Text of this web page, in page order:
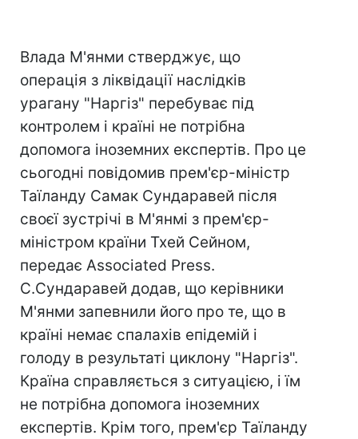
Влада М'янми стверджує, що
операція з ліквідації наслідків
урагану "Наргіз" перебуває під
контролем і країні не потрібна
допомога іноземних експертів. Про це
сьогодні повідомив прем'єр-міністр
Таїланду Самак Сундаравей після
своєї зустрічі в М'янмі з прем'єр-
міністром країни Тхей Сейном,
передає Associated Press.
С.Сундаравей додав, що керівники
М'янми запевнили його про те, що в
країні немає спалахів епідемій і
голоду в результаті циклону "Наргіз".
Країна справляється з ситуацією, і їм
не потрібна допомога іноземних
експертів. Крім того, прем'єр Таїланду